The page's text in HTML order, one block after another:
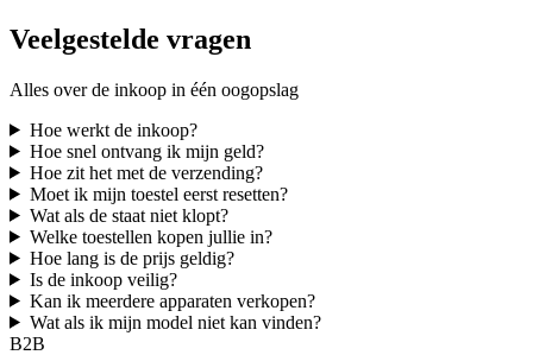
Veelgestelde vragen
Alles over de inkoop in één oogopslag
Hoe werkt de inkoop?
Hoe snel ontvang ik mijn geld?
Hoe zit het met de verzending?
Moet ik mijn toestel eerst resetten?
Wat als de staat niet klopt?
Welke toestellen kopen jullie in?
Hoe lang is de prijs geldig?
Is de inkoop veilig?
Kan ik meerdere apparaten verkopen?
Wat als ik mijn model niet kan vinden?
B2B